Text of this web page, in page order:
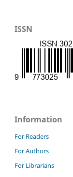
ISSN
Information
For Readers
For Authors
For Librarians